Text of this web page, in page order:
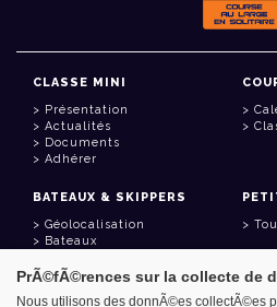
CLASSE MINI
Présentation
Actualités
Documents
Adhérer
BATEAUX & SKIPPERS
Géolocalisation
Bateaux
LIENS UTILES
PrÃ©fÃ©rences sur la collecte de
Nous utilisons des donnÃ©es collectÃ©es